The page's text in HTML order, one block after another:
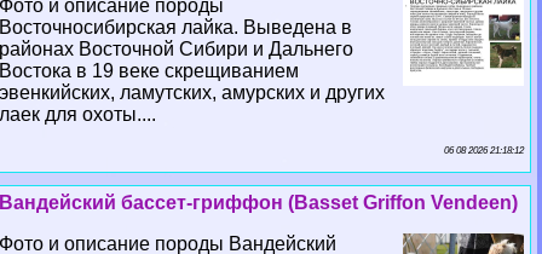
Фото и описание породы
Восточносибирская лайка. Выведена в
районах Восточной Сибири и Дальнего
Востока в 19 веке скрещиванием
эвенкийских, ламутских, амурских и других
лаек для охоты....
06 08 2026 21:18:12
Вандейский бассет-гриффон (Basset Griffon Vendeen)
Фото и описание породы Вандейский